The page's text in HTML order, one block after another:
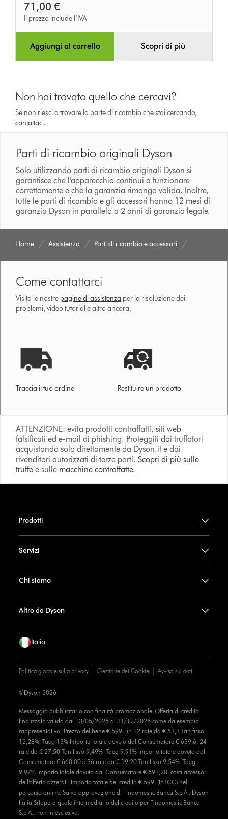
71,00 €
Il prezzo include l’IVA
Aggiungi al carrello Scopri di più
Non hai trovato quello che cercavi?
Se non riesci a trovare la parte di ricambio che stai cercando,
contattaci.
Parti di ricambio originali Dyson
Solo utilizzando parti di ricambio originali Dyson si
garantisce che l'apparecchio continui a funzionare
correttamente e che la garanzia rimanga valida. Inoltre,
tutte le parti di ricambio e gli accessori hanno 12 mesi di
garanzia Dyson in parallelo a 2 anni di garanzia legale.
Home Assistenza Parti di ricambio e accessori
Come contattarci
Visita le nostre pagine di assistenza per la risoluzione dei
problemi, video tutorial e altro ancora.
Traccia il tuo ordine Restituire un prodotto
ATTENZIONE: evita prodotti contraffatti, siti web
falsificati ed e-mail di phishing. Proteggiti dai truffatori
acquistando solo direttamente da Dyson.it e dai
rivenditori autorizzati di terze parti. Scopri di più sulle
truffe e sulle macchine contraffatte.
Prodotti
Servizi
Chi siamo
Altro da Dyson
Italia
Politica globale sulla privacy Gestione dei Cookie Avviso sui dati
Messaggio pubblicitario con finalità promozionale. Offerta di credito
finalizzato valida dal 13/05/2026 al 31/12/2026 come da esempio
rappresentativo: Prezzo del bene € 599, in 12 rate da € 53,3 Tan fisso
12,28% Taeg 13% Importo totale dovuto dal Consumatore € 639,6, 24
rate da € 27,50 Tan fisso 9,49% Taeg 9,91% Importo totale dovuto dal
Consumatore € 660,00 e 36 rate da € 19,20 Tan fisso 9,54% Taeg
9,97% Importo totale dovuto dal Consumatore € 691,20, costi accessori
dell’offerta azzerati. Importo totale del credito € 599. (IEBCC) nel
percorso online. Salvo approvazione di Findomestic Banca S.p.A.. Dyson
Italia Srlopera quale intermediario del credito per Findomestic Banca
S.p.A., non in esclusiva.
©Dyson 2026